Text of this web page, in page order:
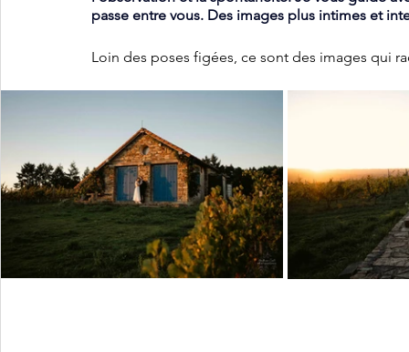
passe entre vous. Des images plus intimes et
Loin des poses figées, ce sont des images qui